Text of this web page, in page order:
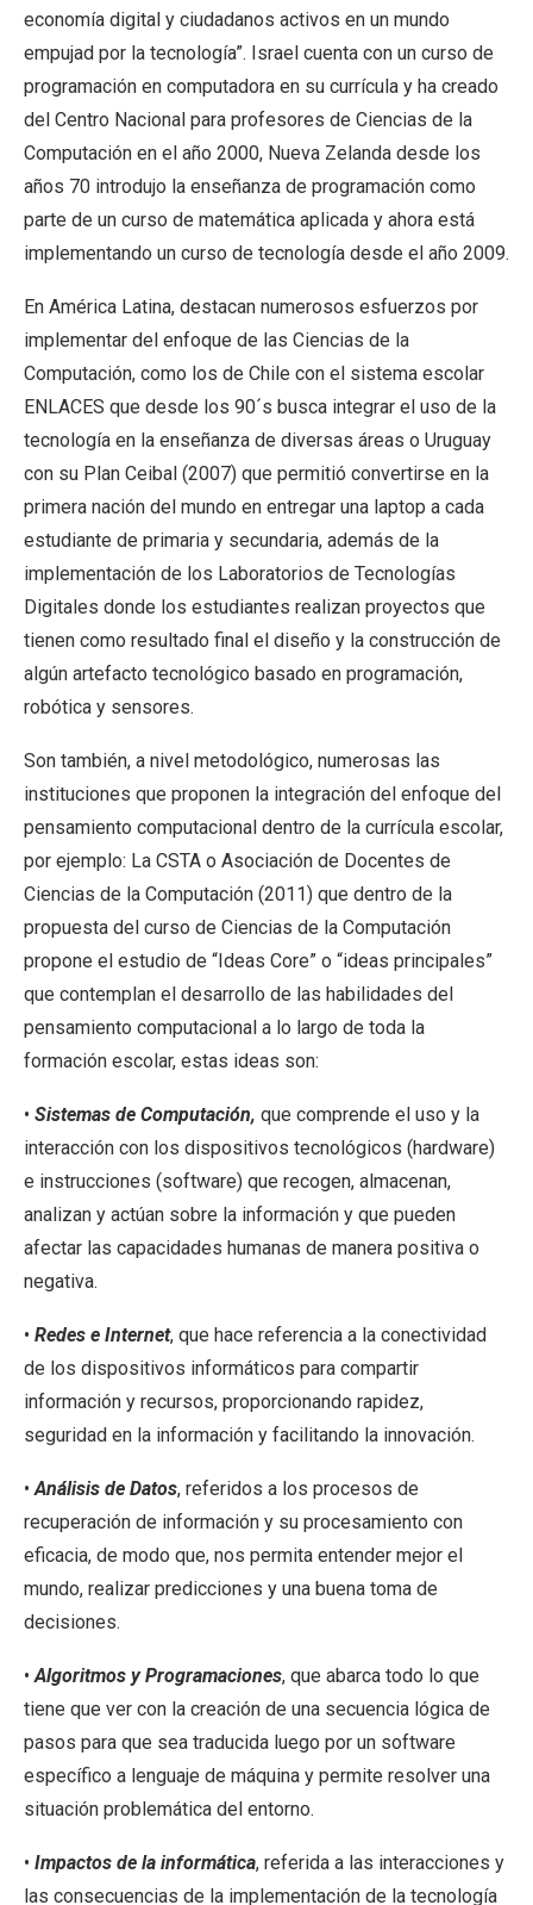
economía digital y ciudadanos activos en un mundo
empujad por la tecnología”. Israel cuenta con un curso de
programación en computadora en su currícula y ha creado
del Centro Nacional para profesores de Ciencias de la
Computación en el año 2000, Nueva Zelanda desde los
años 70 introdujo la enseñanza de programación como
parte de un curso de matemática aplicada y ahora está
implementando un curso de tecnología desde el año 2009.
En América Latina, destacan numerosos esfuerzos por
implementar del enfoque de las Ciencias de la
Computación, como los de Chile con el sistema escolar
ENLACES que desde los 90´s busca integrar el uso de la
tecnología en la enseñanza de diversas áreas o Uruguay
con su Plan Ceibal (2007) que permitió convertirse en la
primera nación del mundo en entregar una laptop a cada
estudiante de primaria y secundaria, además de la
implementación de los Laboratorios de Tecnologías
Digitales donde los estudiantes realizan proyectos que
tienen como resultado final el diseño y la construcción de
algún artefacto tecnológico basado en programación,
robótica y sensores.
Son también, a nivel metodológico, numerosas las
instituciones que proponen la integración del enfoque del
pensamiento computacional dentro de la currícula escolar,
por ejemplo: La CSTA o Asociación de Docentes de
Ciencias de la Computación (2011) que dentro de la
propuesta del curso de Ciencias de la Computación
propone el estudio de “Ideas Core” o “ideas principales”
que contemplan el desarrollo de las habilidades del
pensamiento computacional a lo largo de toda la
formación escolar, estas ideas son:
• Sistemas de Computación, que comprende el uso y la
interacción con los dispositivos tecnológicos (hardware)
e instrucciones (software) que recogen, almacenan,
analizan y actúan sobre la información y que pueden
afectar las capacidades humanas de manera positiva o
negativa.
• Redes e Internet, que hace referencia a la conectividad
de los dispositivos informáticos para compartir
información y recursos, proporcionando rapidez,
seguridad en la información y facilitando la innovación.
•Análisis de Datos, referidos a los procesos de
recuperación de información y su procesamiento con
eficacia, de modo que, nos permita entender mejor el
mundo, realizar predicciones y una buena toma de
decisiones.
•Algoritmos y Programaciones, que abarca todo lo que
tiene que ver con la creación de una secuencia lógica de
pasos para que sea traducida luego por un software
específico a lenguaje de máquina y permite resolver una
situación problemática del entorno.
• Impactos de la informática, referida a las interacciones y
las consecuencias de la implementación de la tecnología